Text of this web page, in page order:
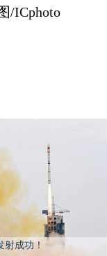
/ICphoto
射成功！